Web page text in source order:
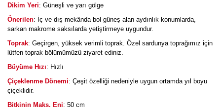
Dikim Yeri: Güneşli ve yarı gölge
Önerilen: İç ve dış mekânda bol güneş alan aydınlık konumlarda,
sarkan makrome saksılarda yetiştirmeye uygundur.
Toprak: Geçirgen, yüksek verimli toprak. Özel sardunya toprağımız için
lütfen toprak bölümümüzü ziyaret ediniz.
Büyüme Hızı: Hızlı
Çiçeklenme Dönemi: Çeşit özelliği nedeniyle uygun ortamda yıl boyu
çiçeklidir.
Bitkinin Maks. Eni: 50 cm